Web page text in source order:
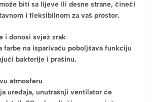
biti sa lijeve ili desne strane, čineći
i fleksibilnom za vaš prostor.
i donosi svjež zrak
farbe na isparivaču poboljšava funkciju
bakterije i prašinu.
atmosferu
uređaja, unutrašnji ventilator će